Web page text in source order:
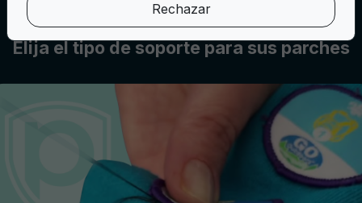
OPCIONES DE SOPORTE
Elija el tipo de soporte para sus parches
Rechazar